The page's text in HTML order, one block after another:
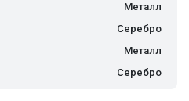
Металл
Серебро
Металл
Серебро